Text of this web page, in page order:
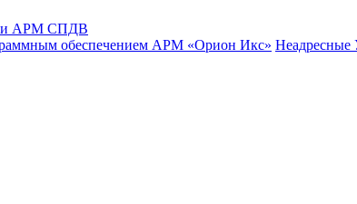
и АРМ СПДВ
обеспечением АРМ «Орион Икс»